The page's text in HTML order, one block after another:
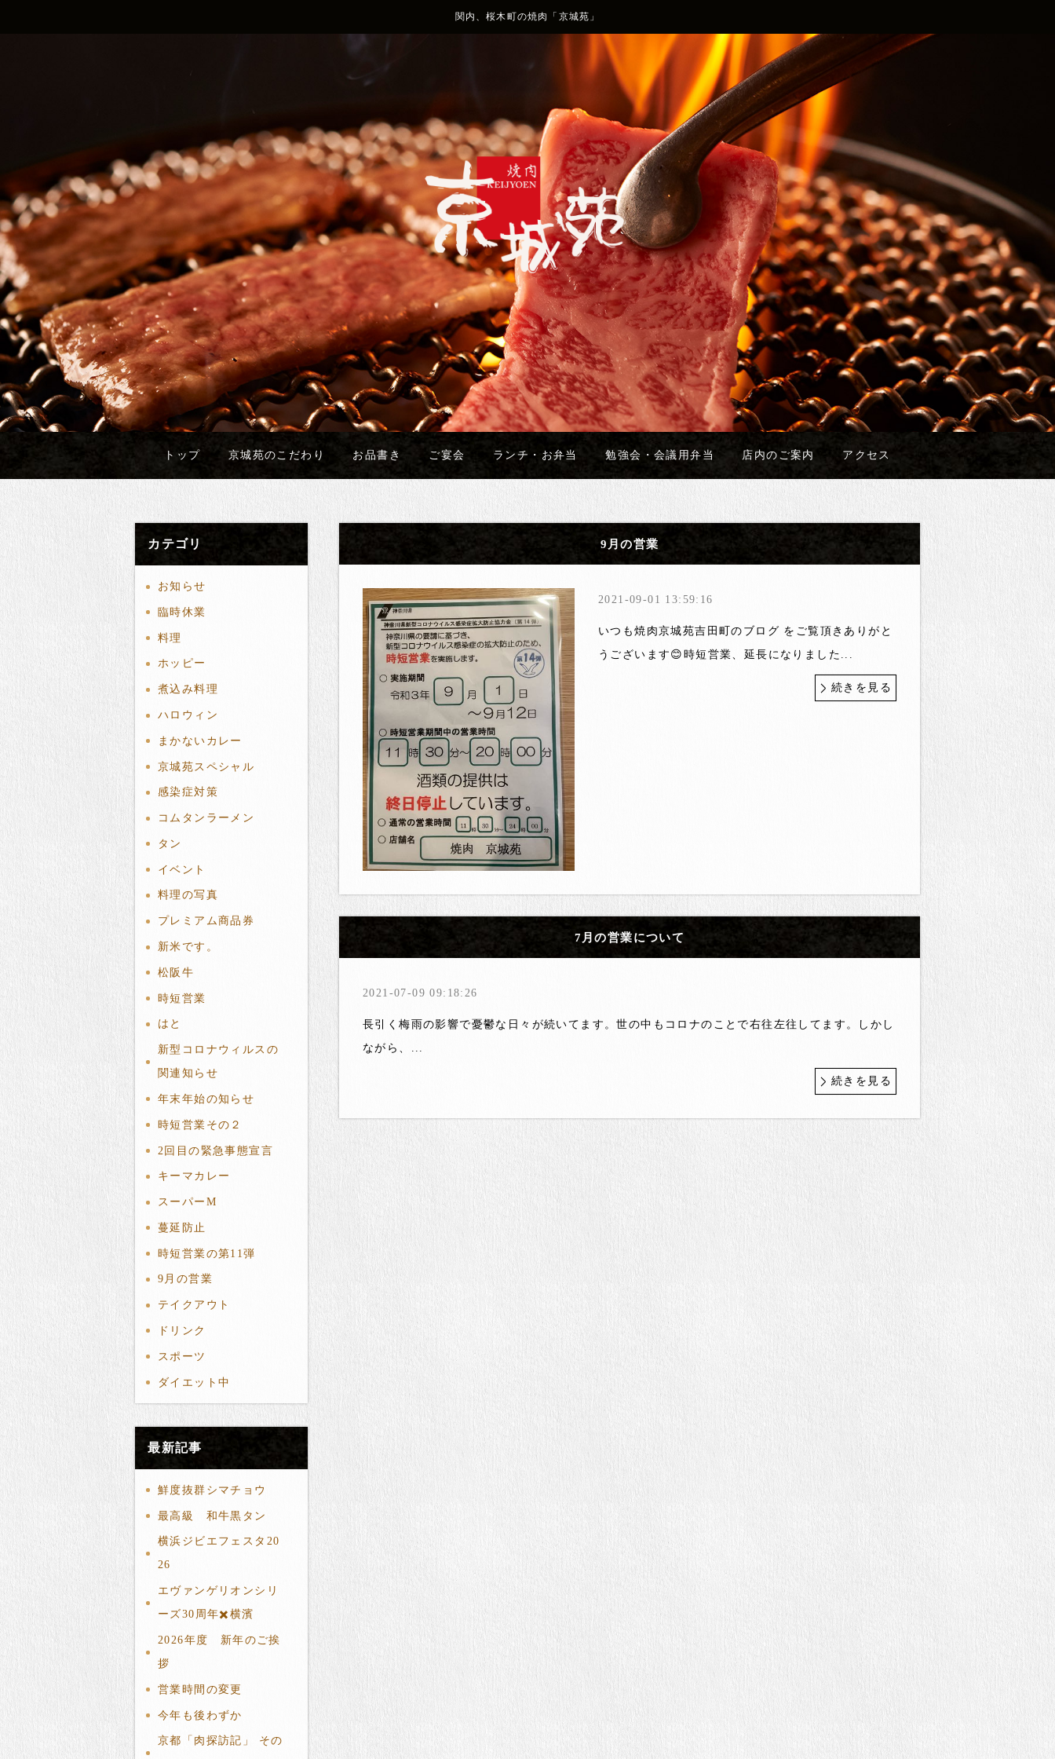
関内、桜木町の焼肉「京城苑」
トップ 京城苑のこだわり お品書き ご宴会 ランチ・お弁当 勉強会・会議用弁当 店内のご案内 アクセス
カテゴリ
お知らせ
臨時休業
料理
ホッピー
煮込み料理
ハロウィン
まかないカレー
京城苑スペシャル
感染症対策
コムタンラーメン
タン
イベント
料理の写真
プレミアム商品券
新米です。
松阪牛
時短営業
はと
新型コロナウィルスの
関連知らせ
年末年始の知らせ
時短営業その２
2回目の緊急事態宣言
キーマカレー
スーパーМ
蔓延防止
時短営業の第11弾
9月の営業
テイクアウト
ドリンク
スポーツ
ダイエット中
最新記事
鮮度抜群シマチョウ
最高級 和牛黒タン
横浜ジビエフェスタ20
26
エヴァンゲリオンシリ
ーズ30周年✖️横濱
2026年度 新年のご挨
拶
営業時間の変更
今年も後わずか
京都「肉探訪記」 その
9月の営業
2021-09-01 13:59:16
いつも焼肉京城苑吉田町のブログ をご覧頂きありがと
うございます😊時短営業、延長になりました...
続きを見る
7月の営業について
2021-07-09 09:18:26
長引く梅雨の影響で憂鬱な日々が続いてます。世の中もコロナのことで右往左往してます。しかし
ながら、...
続きを見る